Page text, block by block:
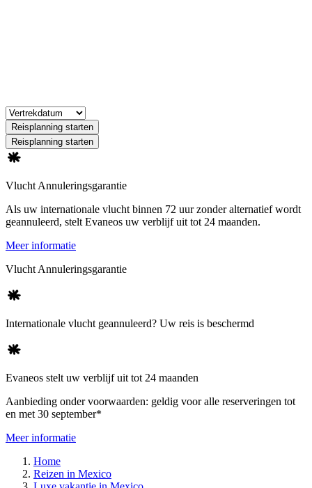
Reisplanning starten
Reisplanning starten
Vlucht Annuleringsgarantie
Als uw internationale vlucht binnen 72 uur zonder alternatief wordt
geannuleerd, stelt Evaneos uw verblijf uit tot 24 maanden.
Meer informatie
Vlucht Annuleringsgarantie
Internationale vlucht geannuleerd? Uw reis is beschermd
Evaneos stelt uw verblijf uit tot 24 maanden
Aanbieding onder voorwaarden: geldig voor alle reserveringen tot
en met 30 september*
Meer informatie
Home
Reizen in Mexico